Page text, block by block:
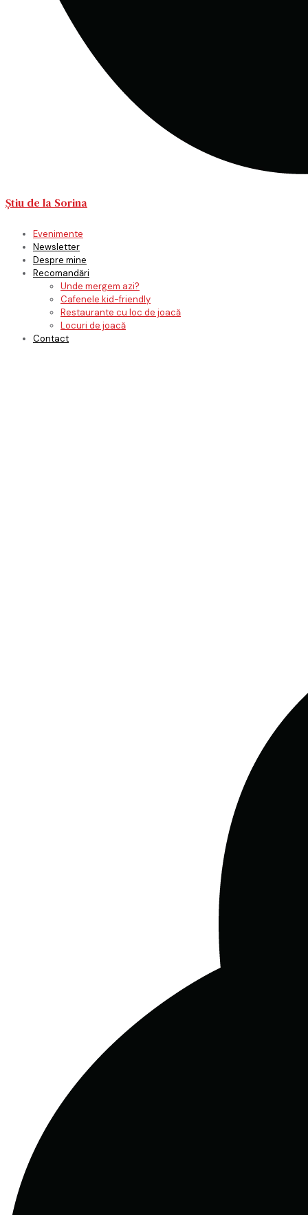
Știu de la Sorina
Evenimente
Newsletter
Despre mine
Recomandări
Unde mergem azi?
Cafenele kid-friendly
Restaurante cu loc de joacă
Locuri de joacă
Contact